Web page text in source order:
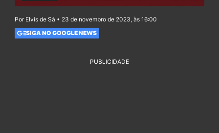
Por Elvis de Sá • 23 de novembro de 2023, às 16:00
SIGA NO GOOGLE NEWS
PUBLICIDADE